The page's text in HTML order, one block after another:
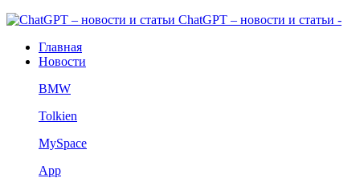
ChatGPT – новости и статьи -
Главная
Новости
BMW
Tolkien
MySpace
App